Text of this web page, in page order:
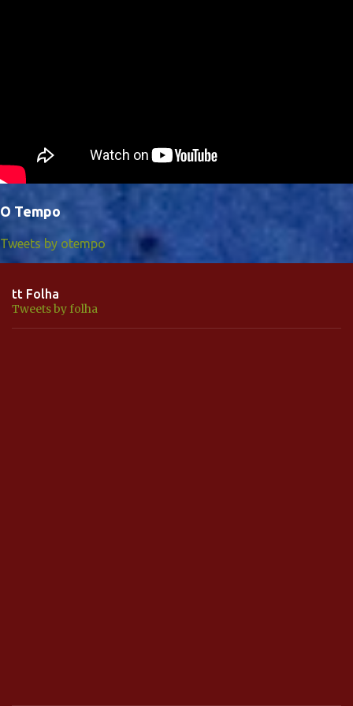
O Tempo
Tweets by otempo
tt Folha
Tweets by folha